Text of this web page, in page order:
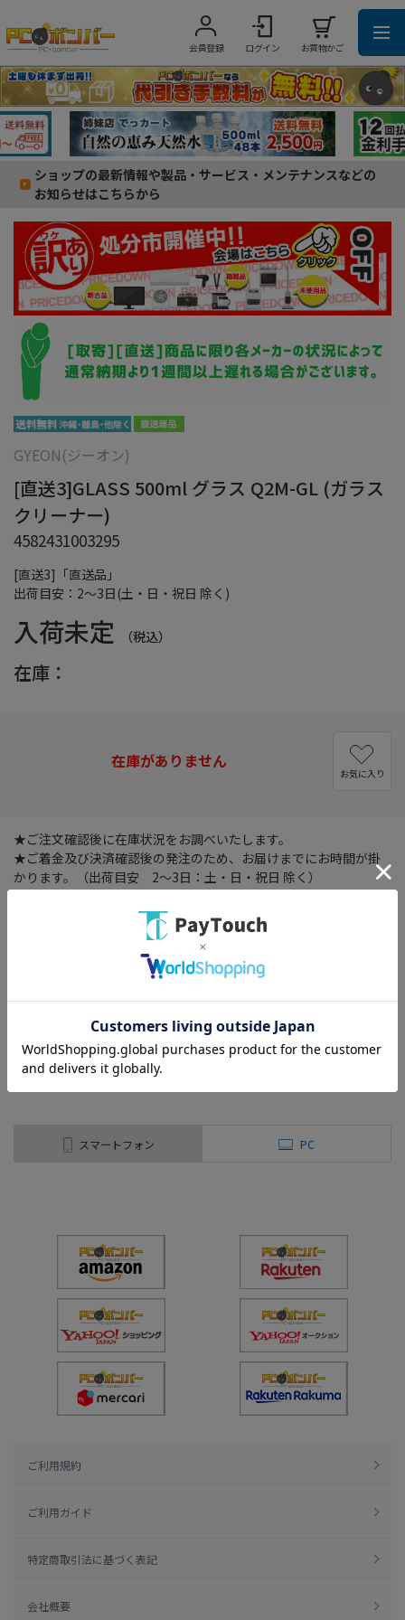
会員登録 ログイン お買物かご
ショップの最新情報や製品・サービス・メンテナンスなどの
お知らせはこちらから
[直送3]「直送品」
出荷目安：2～3日(土・日・祝日 除く)
GYEON(ジーオン)
[直送3]GLASS 500ml グラス Q2M-GL (ガラス
クリーナー)
4582431003295
入荷未定 （税込）
在庫：
この商品について問い合わせる
在庫がありません
お気に入り
★ご注文確認後に在庫状況をお調べいたします。
★ご着金及び決済確認後の発注のため、お届けまでにお時間が掛
かります。（出荷目安 2～3日：土・日・祝日 除く）
★ご着金及び決済確認後の発注の為、在庫切れの際はご返金対応
とさせていただきます。
★在庫確認ご連絡後、及びご着金及び決済確認後はキャンセル出
★他の商品との同時購入は出来ません。
スマートフォン PC
ご利用規約
ご利用ガイド
特定商取引法に基づく表記
会社概要